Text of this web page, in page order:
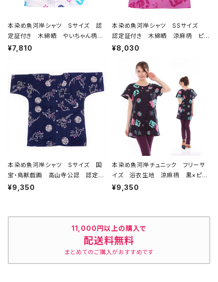
本染め魚河岸シャツ Sサイズ 認
定証付き 木綿晒 やいちゃん柄
白 桜 富士山 市松模様 日本
いちシャツ 焼津 浜通り 港町
¥7,810
本染め魚河岸シャツ SSサイズ
認定証付き 木綿晒 涼麻柄 ピン
ク×チェリーピンク 日本製 注染
ツ てぬぐいシャツ 濱いちシャツ
焼津 浜通り 港町
¥8,030
本染め魚河岸シャツ Sサイズ 国
宝・鳥獣戯画 高山寺公認 認定証
付き 木綿晒 紺×白（桜色＆若草
立てシャツ てぬぐいシャツ 濱いち
シャツ 焼津 浜通り 港町
¥9,350
本染め魚河岸チュニック フリーサ
イズ 浴衣生地 涼麻柄 黒×ピン
ク・水色グラデーション 日本製 注
¥9,350
11,000円以上の購入で
配送料無料
まとめてのご購入がおすすめです